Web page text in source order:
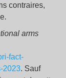
contraires,
arms
fact-
2023. Sauf